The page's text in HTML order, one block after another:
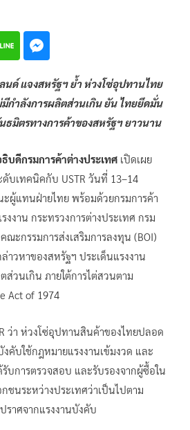
นด์ แจงสหรัฐฯ ย้ำ ห่วงโซ่อุปทานไทย
กำลังการผลิตส่วนเกิน ยัน ไทยยึดมั่น
ธมิตรทางการค้าของสหรัฐฯ ยาวนาน
บดีกรมการค้าต่างประเทศ เปิดเผย
ดับเทคนิคกับ USTR วันที่ 13–14
ผู้แทนฝ่ายไทย พร้อมด้วยกรมการค้า
งงาน กระทรวงการต่างประเทศ กรม
ะกรรมการส่งเสริมการลงทุน (BOI)
าวหาของสหรัฐฯ ประเด็นแรงงาน
วนเกิน ภายใต้การไต่สวนตาม
Act of 1974
ว่า ห่วงโซ่อุปทานสินค้าของไทยปลอด
คับใช้กฎหมายแรงงานเข้มงวด และ
บการตรวจสอบ และรับรองจากผู้ซื้อใน
ชนระหว่างประเทศว่าเป็นไปตาม
าศจากแรงงานบังคับ